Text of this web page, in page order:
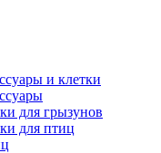
и клетки
для грызунов
для птиц